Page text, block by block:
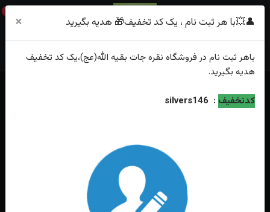
0
خانه فهرست محصولات
👤💥با هر ثبت نام ، یک کد تخفیف🎁 هدیه بگیرید ×
باهر ثبت نام در فروشگاه نقره جات بقیه الله(عج)،یک کد تخفیف
هدیه بگیرید.
کدتخفیف :
silvers146